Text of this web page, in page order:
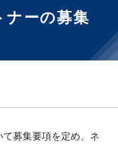
ナーの募集
募集要項を定め、ネ